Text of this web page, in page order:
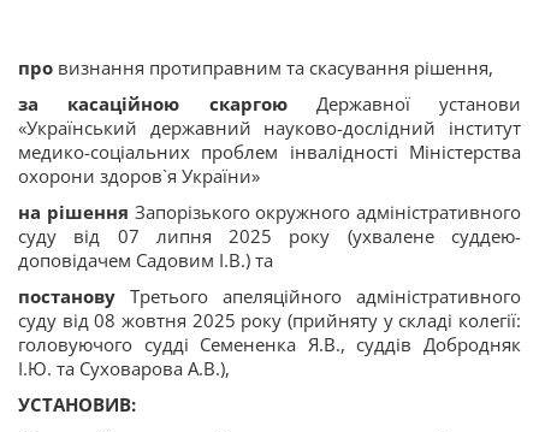
про визнання протиправним та скасування рішення,
за касаційною скаргоюДержавної установи
«Український державний науково-дослідний інститут
медико-соціальних проблем інвалідності Міністерства
охорони здоров`я України»
на рішення Запорізького окружного адміністративного
суду від 07 липня 2025 року (ухвалене суддею-
доповідачем Садовим І.В.) та
постанову Третього апеляційного адміністративного
суду від 08 жовтня 2025 року (прийняту у складі колегії:
головуючого судді Семененка Я.В., суддів Добродняк
І.Ю. та Суховарова А.В.),
УСТАНОВИВ: